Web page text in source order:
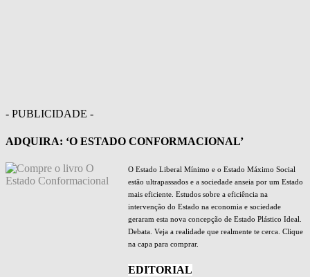
- PUBLICIDADE -
ADQUIRA: ‘O ESTADO CONFORMACIONAL’
O Estado Liberal Mínimo e o Estado Máximo Social
estão ultrapassados e a sociedade anseia por um Estado
mais eficiente. Estudos sobre a eficiência na
intervenção do Estado na economia e sociedade
geraram esta nova concepção de Estado Plástico Ideal.
Debata. Veja a realidade que realmente te cerca. Clique
na capa para comprar.
EDITORIAL